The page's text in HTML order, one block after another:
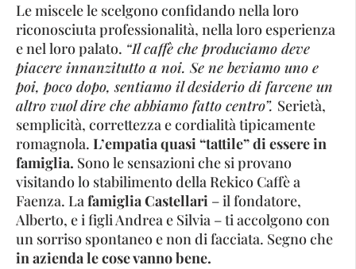
Le miscele le scelgono confidando nella loro
riconosciuta professionalità, nella loro esperienza
e nel loro palato. “Il caffè che produciamo deve
piacere innanzitutto a noi. Se ne beviamo uno e
poi, poco dopo, sentiamo il desiderio di farcene un
altro vuol dire che abbiamo fatto centro”. Serietà,
semplicità, correttezza e cordialità tipicamente
romagnola. L’empatia quasi “tattile” di essere in
famiglia. Sono le sensazioni che si provano
visitando lo stabilimento della Rekico Caffè a
Faenza. Lafamiglia Castellari – il fondatore,
Alberto, e i figli Andrea e Silvia – ti accolgono con
un sorriso spontaneo e non di facciata. Segno che
in azienda le cose vanno bene.